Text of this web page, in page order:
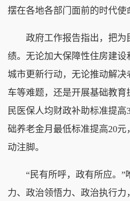
摆在各地各部门面前的时代使
政府工作报告指出，把为
绩。无论加大保障性住房建
城市更新行动，无论推动解决
车等难题，还是开展基础教
民医保人均财政补助标准提
础养老金月最低标准提高20
动注脚。
“民有所呼，政有所应。”
力、政治领悟力、政治执行